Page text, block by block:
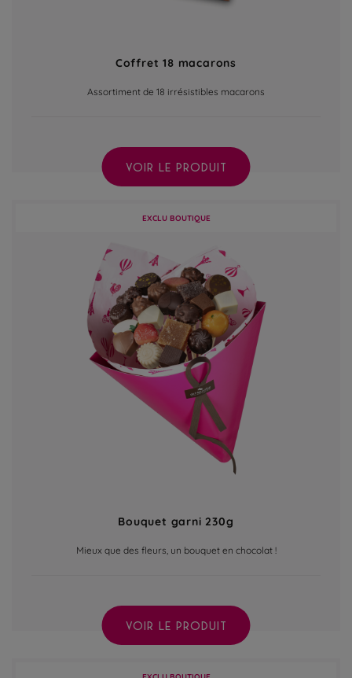
Coffret 18 macarons
Assortiment de 18 irrésistibles macarons
VOIR LE PRODUIT
EXCLU BOUTIQUE
Bouquet garni 230g
Mieux que des fleurs, un bouquet en chocolat !
VOIR LE PRODUIT